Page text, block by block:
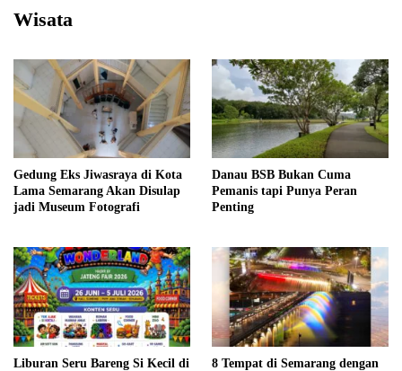
Wisata
Gedung Eks Jiwasraya di Kota
Lama Semarang Akan Disulap
jadi Museum Fotografi
Danau BSB Bukan Cuma
Pemanis tapi Punya Peran
Penting
Liburan Seru Bareng Si Kecil di
8 Tempat di Semarang dengan